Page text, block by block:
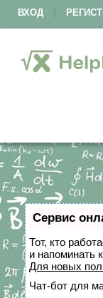
ВХОД
Сервис
Тот, кто
и напоминать
Для новых
Чат-бот для